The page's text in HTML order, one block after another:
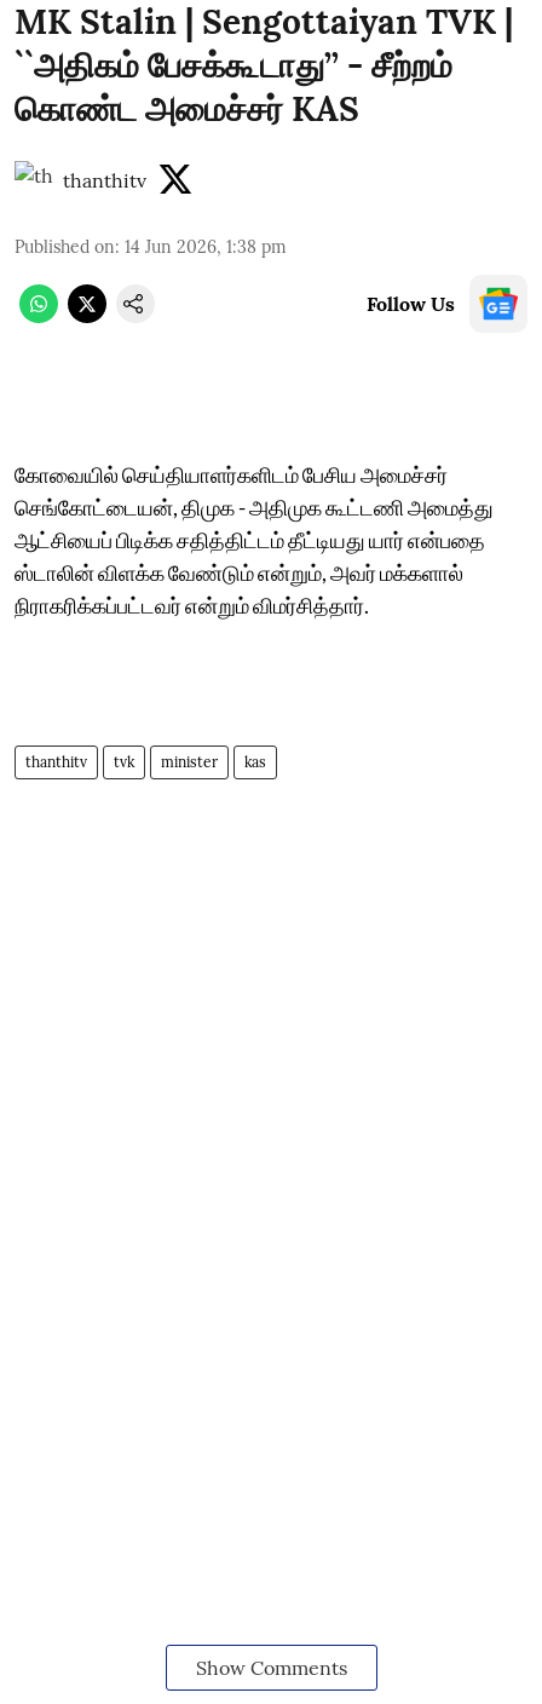
MK Stalin | Sengottaiyan TVK |
``அதிகம் பேசக்கூடாது’’ - சீற்றம்
கொண்ட அமைச்சர் KAS
thanthitv
Published on: 14 Jun 2026, 1:38 pm
Follow Us
கோவையில் செய்தியாளர்களிடம் பேசிய அமைச்சர்
செங்கோட்டையன், திமுக - அதிமுக கூட்டணி அமைத்து
ஆட்சியைப் பிடிக்க சதித்திட்டம் தீட்டியது யார் என்பதை
ஸ்டாலின் விளக்க வேண்டும் என்றும், அவர் மக்களால்
நிராகரிக்கப்பட்டவர் என்றும் விமர்சித்தார்.
thanthitv tvk minister kas
Show Comments